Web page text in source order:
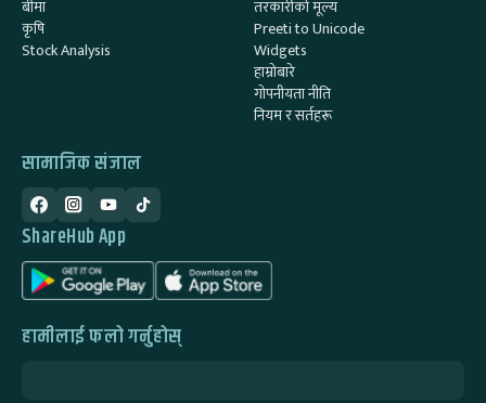
बीमा
कृषि
Stock Analysis
तरकारीको मूल्य
Preeti to Unicode
Widgets
हाम्रोबारे
गोपनीयता नीति
नियम र सर्तहरू
सामाजिक संजाल
ShareHub App
हामीलाई फलो गर्नुहोस्